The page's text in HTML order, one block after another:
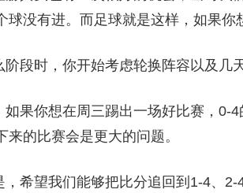
球没有进。而足球就是这样，如果你
段时，你开始考虑轮换阵容以及几
如果你想在周三踢出一场好比赛，0-
的比赛会是更大的问题。
，希望我们能够把比分追回到1-4、